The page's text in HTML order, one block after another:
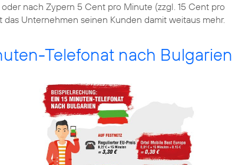
nach Zypern 5 Cent pro Minute (zzgl. 15 Cent pro
das Unternehmen seinen Kunden damit weitaus mehr.
Telefonat nach Bulgarien